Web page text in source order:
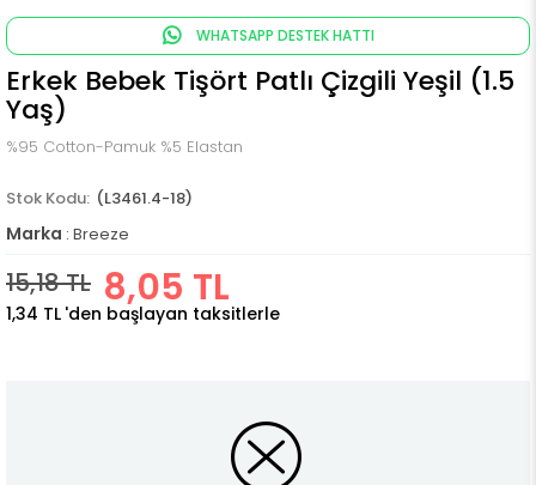
WHATSAPP DESTEK HATTI
Erkek Bebek Tişört Patlı Çizgili Yeşil (1.5
Yaş)
%95 Cotton-Pamuk %5 Elastan
(L3461.4-18)
Marka : Breeze
15,18 TL 8,05 TL
1,34 TL 'den başlayan taksitlerle